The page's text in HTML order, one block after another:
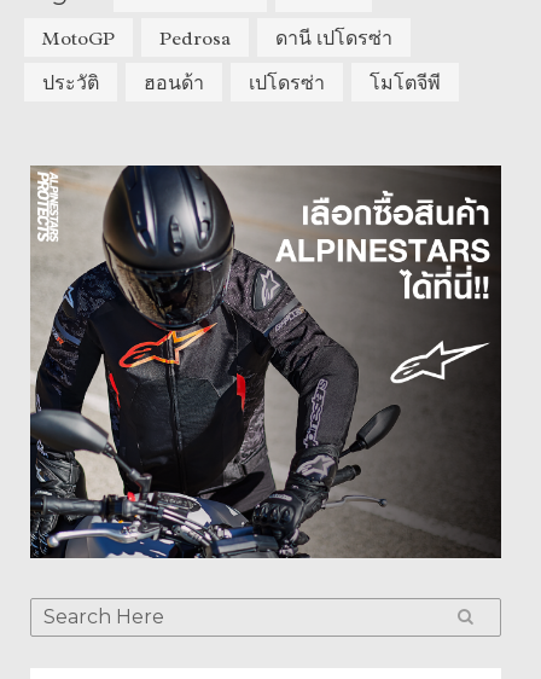
MotoGP
Pedrosa
ดานี เปโดรซ่า
ประวัติ
ฮอนด้า เปโดรซ่า โมโตจีพี